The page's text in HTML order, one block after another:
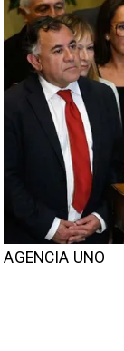
AGENCIA UNO